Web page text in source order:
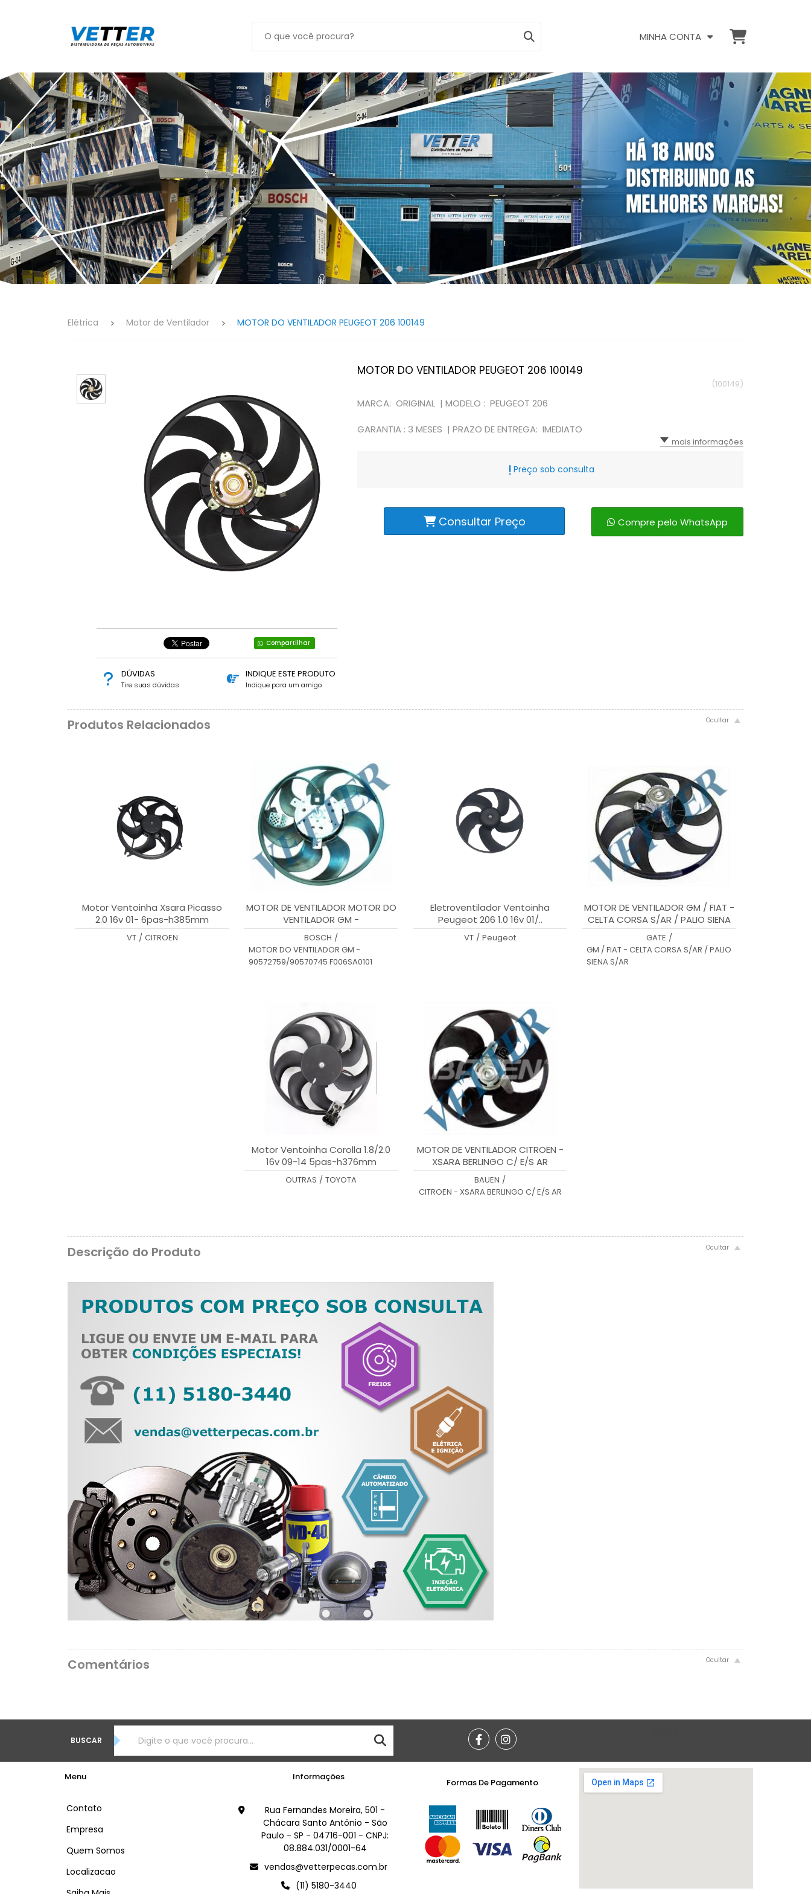
MINHA CONTA
Elétrica Motor de Ventilador MOTOR DO VENTILADOR PEUGEOT 206 100149
Compartilhar
DÚVIDAS
Tire suas dúvidas
INDIQUE ESTE PRODUTO
Indique para um amigo
MOTOR DO VENTILADOR PEUGEOT 206 100149
(100149)
MARCA: ORIGINAL | MODELO : PEUGEOT 206
GARANTIA : 3 MESES | PRAZO DE ENTREGA: IMEDIATO
mais informações
Preço sob consulta
Consultar Preço Compre pelo WhatsApp
Produtos Relacionados
Motor Ventoinha Xsara Picasso
2.0 16v 01- 6pas-h385mm
VT / CITROEN
MOTOR DE VENTILADOR MOTOR DO
VENTILADOR GM -
90572759/90570745 F006SA0101
BOSCH /
MOTOR DO VENTILADOR GM -
90572759/90570745 F006SA0101
Eletroventilador Ventoinha
Peugeot 206 1.0 16v 01/..
VT / Peugeot
MOTOR DE VENTILADOR GM / FIAT -
CELTA CORSA S/AR / PALIO SIENA
S/AR
GATE /
GM / FIAT - CELTA CORSA S/AR / PALIO
SIENA S/AR
Motor Ventoinha Corolla 1.8/2.0
16v 09-14 5pas-h376mm
OUTRAS / TOYOTA
MOTOR DE VENTILADOR CITROEN -
XSARA BERLINGO C/ E/S AR
BAUEN /
CITROEN - XSARA BERLINGO C/ E/S AR
Descrição do Produto
Comentários
BUSCAR
Menu
Contato
Empresa
Quem Somos
Localizacao
Informações
Rua Fernandes Moreira, 501 -
Chácara Santo Antônio - São
Paulo - SP - 04716-001 - CNPJ:
08.884.031/0001-64
vendas@vetterpecas.com.br
(11) 5180-3440
Formas De Pagamento